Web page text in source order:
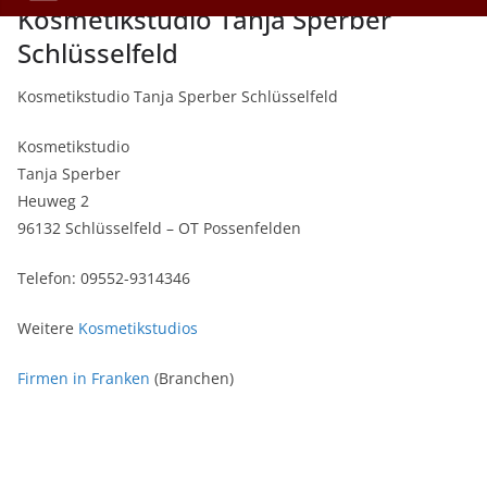
Kosmetikstudio Tanja Sperber
Schlüsselfeld
Kosmetikstudio Tanja Sperber Schlüsselfeld
Kosmetikstudio
Tanja Sperber
Heuweg 2
96132 Schlüsselfeld – OT Possenfelden
Telefon: 09552-9314346
Weitere Kosmetikstudios
Firmen in Franken (Branchen)